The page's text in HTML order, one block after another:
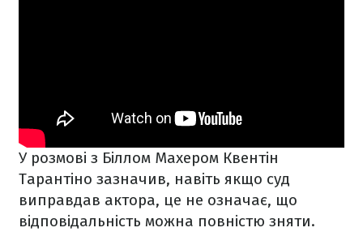
У розмові з Біллом Махером Квентін
Тарантіно зазначив, навіть якщо суд
виправдав актора, це не означає, що
відповідальність можна повністю зняти.